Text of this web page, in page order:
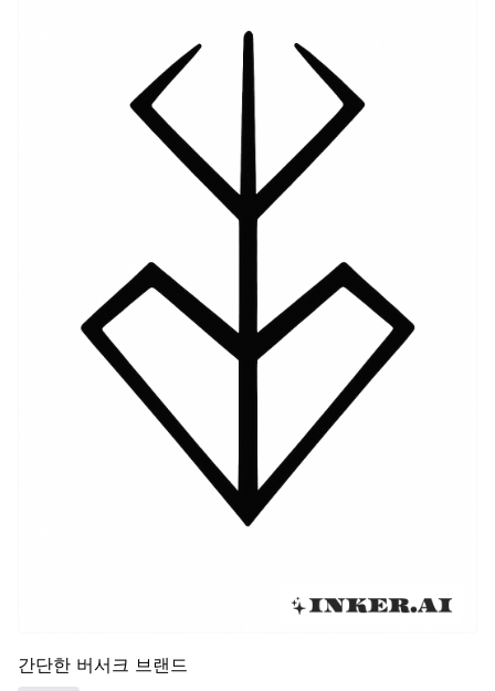
버서크와 관련된 이미지는 희생의 브랜드나 두려운 드래곤
슬레이어 검과 같은 시리즈의 중요한 순간에서 종종 영감
을 얻습니다. 이러한 요소들은 가츠의 깊은 투쟁과 승리에
공감하는 개인들과 연관되어 있으며, 이들로 하여금 잉크
로 그러한 순간을 기념하게 합니다. 버서크가 발전함에 따
라, 그에 따른 타투 아이디어도 진화하여, 애호가들이 시리
즈에 대한 개인적인 이해를 반영한 독특한 해석과 디자인
을 만들어내고 있습니다. 이 진화는 버서크의 지속적인 영
향력과 팬들의 헌신을 보여줍니다.
간단한 버서크 브랜드